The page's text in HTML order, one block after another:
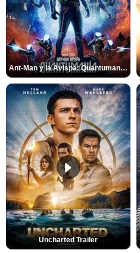
Ant-Man y la Avispa: Quantumanía Tráiler (2)
Uncharted Trailer